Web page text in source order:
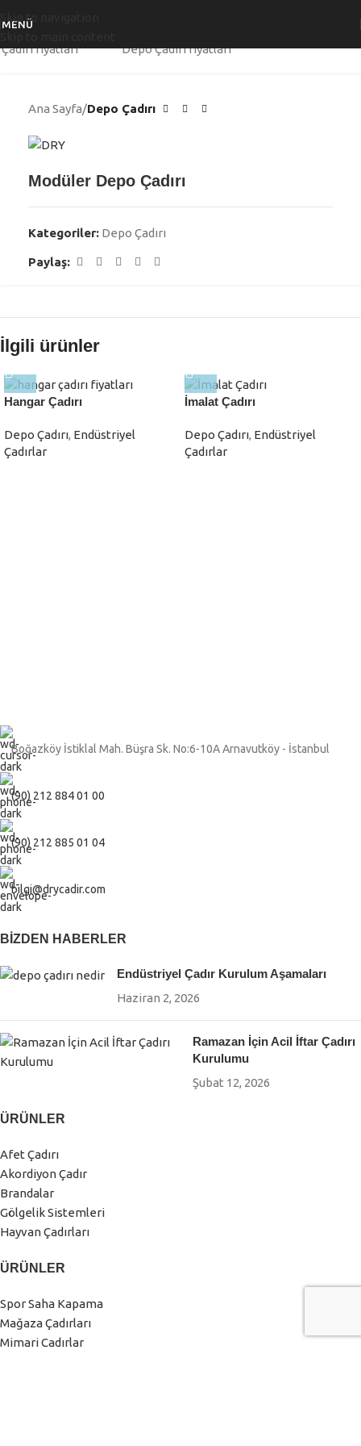
Skip to navigation
MENÜ
Ana Sayfa Depo Çadırı
Modüler Depo Çadırı
Kategoriler: Depo Çadırı
Paylaş:
İlgili ürünler
Hangar Çadırı
Depo Çadırı, Endüstriyel
Çadırlar
İmalat Çadırı
Depo Çadırı, Endüstriyel
Çadırlar
Boğazköy İstiklal Mah. Büşra Sk. No:6-10A Arnavutköy - İstanbul
(90) 212 884 01 00
(90) 212 885 01 04
bilgi@drycadir.com
BIZDEN HABERLER
Endüstriyel Çadır Kurulum Aşamaları
Haziran 2, 2026
Ramazan İçin Acil İftar Çadırı
Kurulumu
Şubat 12, 2026
ÜRÜNLER
Afet Çadırı
Akordiyon Çadır
Brandalar
Gölgelik Sistemleri
Hayvan Çadırları
ÜRÜNLER
Spor Saha Kapama
Mağaza Çadırları
Mimari Çadırlar